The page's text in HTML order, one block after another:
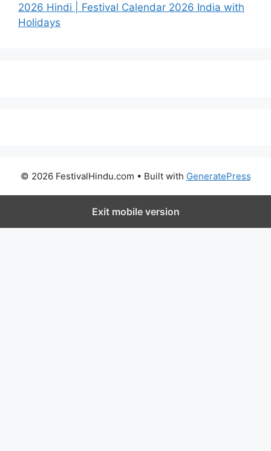
2026 Hindi | Festival Calendar 2026 India with
Holidays
© 2026 FestivalHindu.com • Built with GeneratePress
Exit mobile version